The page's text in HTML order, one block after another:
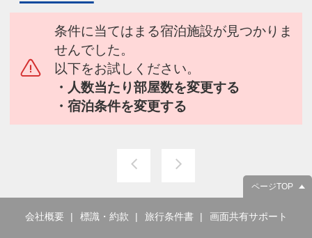
条件に当てはまる宿泊施設が見つかりま
せんでした。
以下をお試しください。
・人数当たり部屋数を変更する
・宿泊条件を変更する
ページTOP
会社概要 標識・約款 旅行条件書 画面共有サポート